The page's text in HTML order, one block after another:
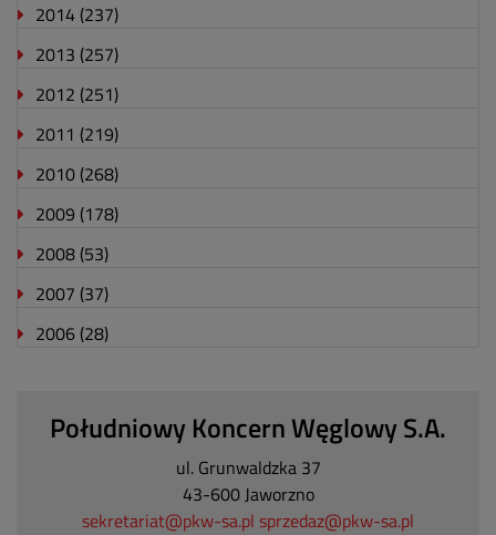
2014 (237)
2013 (257)
2012 (251)
2011 (219)
2010 (268)
2009 (178)
2008 (53)
2007 (37)
2006 (28)
Południowy Koncern Węglowy S.A.
ul. Grunwaldzka 37
43-600 Jaworzno
sekretariat@pkw-sa.pl sprzedaz@pkw-sa.pl